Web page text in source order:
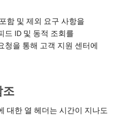
함 및 제외 요구 사항을
드 ID 및 동적 조회를
청을 통해 고객 지원 센터에
조
대한 열 헤더는 시간이 지나도